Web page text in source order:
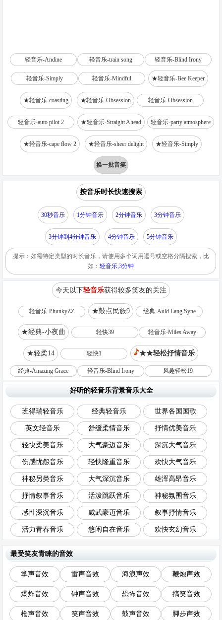
轻音乐-Andine 轻音乐-train song 轻音乐-Blind Irony
轻音乐-Simply 轻音乐-Mindful ★轻音乐-Bee Keeper
★轻音乐-coasting ★轻音乐-Obsession 轻音乐-Obsession
轻音乐-auto pilot 2 ★轻音乐-Straight Ahead 轻音乐-party atmosphere
★轻音乐-cape flow 2 ★轻音乐-sheer delight ★轻音乐-Simply
换一批音笑
按音乐时长快速搜索
30秒音乐 1分钟音乐 2分钟音乐 3分钟音乐
3分钟到4分钟音乐 4分钟音乐 5分钟音乐
提示：如需特定类型的时长音乐，请使用多个词用逗号或空格分隔搜索，比
如：轻音乐,3分钟
今天以下轻音乐获得较多笑友的关注
轻音乐-PhunkyZZ ★鼓点民族9 经典-Auld Lang Syne
★经典-小夜曲 轻快39 轻音乐-Miles Away
★轻柔14 轻快1 ★★轻松抒情音乐
经典-Amazing Grace 轻音乐-Blind Irony 风趣轻松19
好听的轻音乐背景音乐大全
班得瑞轻音乐 经典轻音乐 世界各国国歌
英文轻音乐 舒缓柔情音乐 抒情优美音乐
轻快柔美音乐 大气豪迈音乐 深沉大气音乐
伤感忧怨音乐 轻快隆重音乐 欢快大气音乐
神秘另类音乐 大气深沉音乐 雄浑高昂音乐
抒情叙事音乐 活泼跳跃音乐 神秘氛围音乐
感性深沉音乐 威武豪迈音乐 叙事抒情音乐
活力青春音乐 悠闲自在音乐 欢快玄幻音乐
最受笑友青睐的音效
掌声音效 雷声音效 海浪声效 鞭炮声效
爆炸音效 钟声音效 恐怖音效 搞笑音效
枪声音效 笑声音效 鼓声音效 脚步声效